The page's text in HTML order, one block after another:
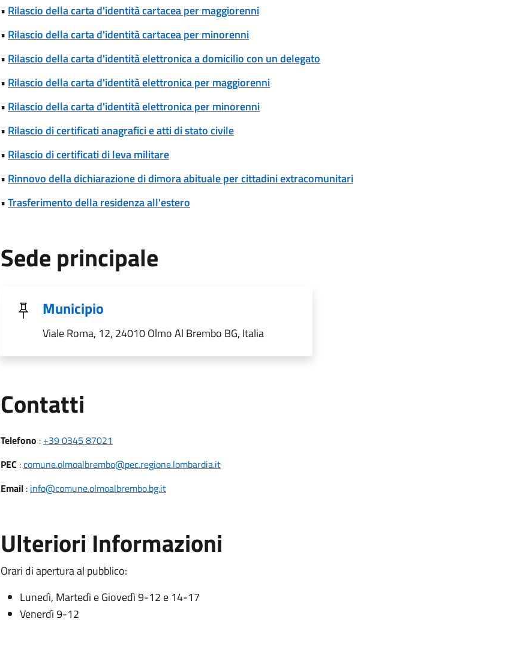
• Rilascio della carta d'identità cartacea per maggiorenni
• Rilascio della carta d'identità cartacea per minorenni
• Rilascio della carta d'identità elettronica a domicilio con un delegato
• Rilascio della carta d'identità elettronica per maggiorenni
• Rilascio della carta d'identità elettronica per minorenni
• Rilascio di certificati anagrafici e atti di stato civile
• Rilascio di certificati di leva militare
• Rinnovo della dichiarazione di dimora abituale per cittadini extracomunitari
•Trasferimento della residenza all'estero
Sede principale
Municipio
Viale Roma, 12, 24010 Olmo Al Brembo BG, Italia
Contatti
Telefono : +39 0345 87021
PEC :comune.olmoalbrembo@pec.regione.lombardia.it
Email: info@comune.olmoalbrembo.bg.it
Ulteriori Informazioni
Orari di apertura al pubblico:
Lunedì, Martedì e Giovedì 9-12 e 14-17
Venerdì 9-12